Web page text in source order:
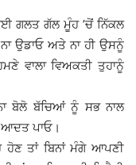
ਗਲਤ ਗੱਲ ਮੂੰਹ ’ਚੋਂ ਨਿੱਕਲ
ਉਡਾਓ ਅਤੇ ਨਾ ਹੀ ਉਸਨੂੰ
ਵਾਲਾ ਵਿਅਕਤੀ ਤੁਹਾਨੂੰ
ਬੋਲੋ ਬੱਚਿਆਂ ਨੂੰ ਸਭ ਨਾਲ
ਆਦਤ ਪਾਓ।
ਤਾਂ ਬਿਨਾਂ ਮੰਗੇ ਆਪਣੀ